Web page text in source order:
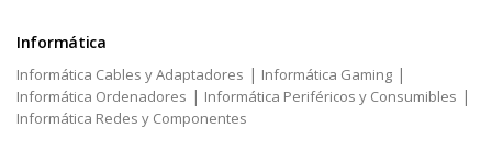
Informática
Informática Cables y Adaptadores | Informática Gaming |
Informática Ordenadores | Informática Periféricos y Consumibles |
Informática Redes y Componentes